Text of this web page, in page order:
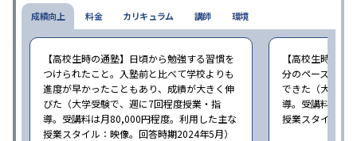
成績向上
【高校生時の通塾】日頃から勉強する習慣を
つけられたこと。入塾前と比べて学校よりも
進度が早かったこともあり、成績が大きく伸
びた（大学受験で、週に7回程度授業・指
導。受講料は月80,000円程度。利用した主な
授業スタイル：映像。回答時期2024年5月）
【高校生時の通
分のペースで進
できた（大学受
導。受講料は月
授業スタイル：
料金 カリキュラム 講師 環境